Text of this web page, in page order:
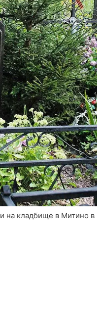
на кладбище в Митино в